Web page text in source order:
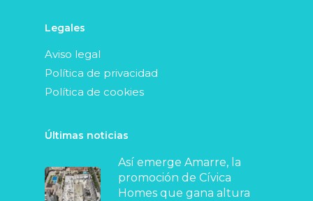
Legales
Aviso legal
Política de privacidad
Política de cookies
Últimas noticias
Así emerge Amarre, la
promoción de Cívica
Homes que gana altura